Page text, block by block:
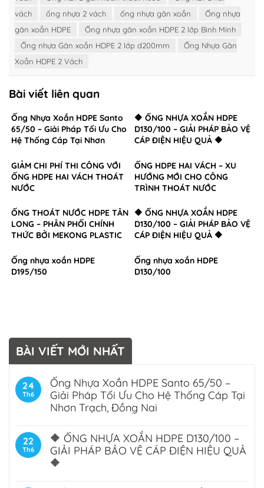
vách
ống nhựa 2 vách ống nhựa gân xoắn
Ống nhựa
gân xoắn HDPE
Ống nhựa gân xoắn HDPE 2 lớp Bình Minh
Ống nhựa Gân xoắn HDPE 2 lớp d200mm
Ống Nhựa Gân
Xoắn HDPE 2 Vách
Bài viết liên quan
Ống Nhựa Xoắn HDPE Santo
65/50 – Giải Pháp Tối Ưu Cho
Hệ Thống Cáp Tại Nhơn
🔶 ỐNG NHỰA XOẮN HDPE
D130/100 – GIẢI PHÁP BẢO VỆ
CÁP ĐIỆN HIỆU QUẢ 🔶
GIẢM CHI PHÍ THI CÔNG VỚI
ỐNG HDPE HAI VÁCH THOÁT
NƯỚC
ỐNG HDPE HAI VÁCH – XU
HƯỚNG MỚI CHO CÔNG
TRÌNH THOÁT NƯỚC
ỐNG THOÁT NƯỚC HDPE TÂN
LONG – PHÂN PHỐI CHÍNH
THỨC BỞI MEKONG PLASTIC
🔶 ỐNG NHỰA XOẮN HDPE
D130/100 – GIẢI PHÁP BẢO VỆ
CÁP ĐIỆN HIỆU QUẢ 🔶
Ống nhựa xoắn HDPE
D195/150
Ống nhựa xoắn HDPE
D130/100
BÀI VIẾT MỚI NHẤT
24
Th6
Ống Nhựa Xoắn HDPE Santo 65/50 –
Giải Pháp Tối Ưu Cho Hệ Thống Cáp Tại
Nhơn Trạch, Đồng Nai
22
Th6
🔶 ỐNG NHỰA XOẮN HDPE D130/100 –
GIẢI PHÁP BẢO VỆ CÁP ĐIỆN HIỆU QUẢ
🔶